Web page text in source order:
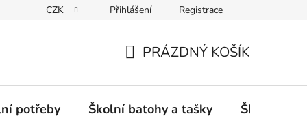
CZK Přihlášení Registrace
KOŠÍK
PRÁZDNÝ KOŠÍK
potřeby Školní batohy a tašky Školní sety